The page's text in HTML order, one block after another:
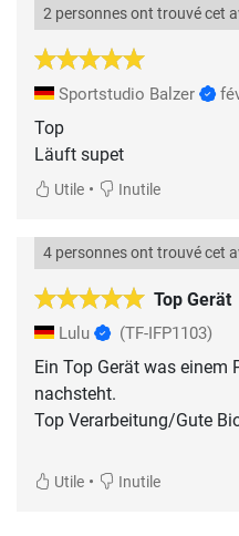
2 personnes ont trouvé cet
Sportstudio Balzer
Top
Läuft supet
Utile • Inutile
Top Gerät
4 personnes ont trouvé cet
Lulu (TF-IFP1103)
Ein Top Gerät was einem
nachsteht.
Top Verarbeitung/Gute
Utile • Inutile